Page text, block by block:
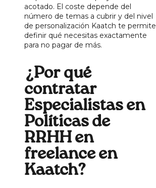
acotado. El coste depende del
número de temas a cubrir y del nivel
de personalización Kaatch te permite
definir qué necesitas exactamente
para no pagar de más.
¿Por qué
contratar
Especialistas en
Políticas de
RRHH en
freelance en
Kaatch?